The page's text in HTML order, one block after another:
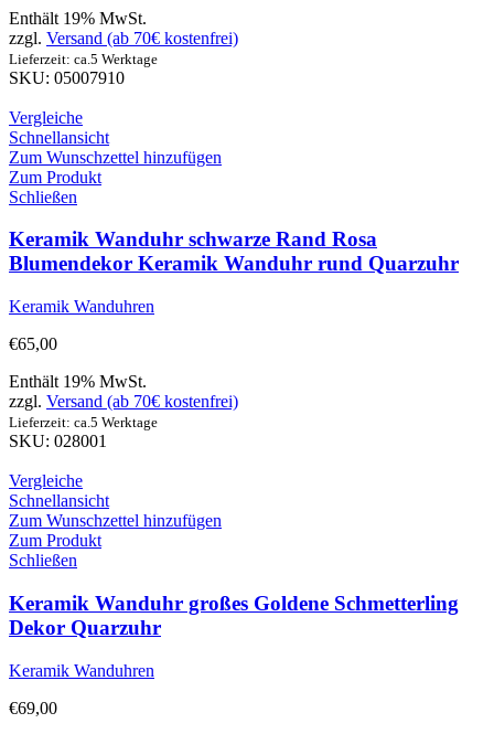
Enthält 19% MwSt.
zzgl. Versand (ab 70€ kostenfrei)
Lieferzeit: ca.5 Werktage
SKU: 05007910
Vergleiche
Schnellansicht
Zum Wunschzettel hinzufügen
Zum Produkt
Schließen
Keramik Wanduhr schwarze Rand Rosa
Blumendekor Keramik Wanduhr rund Quarzuhr
Keramik Wanduhren
€65,00
Enthält 19% MwSt.
zzgl. Versand (ab 70€ kostenfrei)
Lieferzeit: ca.5 Werktage
SKU: 028001
Vergleiche
Schnellansicht
Zum Wunschzettel hinzufügen
Zum Produkt
Schließen
Keramik Wanduhr großes Goldene Schmetterling
Dekor Quarzuhr
Keramik Wanduhren
€69,00